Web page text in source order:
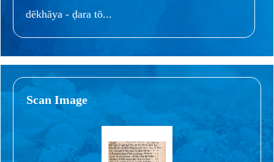
dēkhāya - ḍara tō...
Scan Image